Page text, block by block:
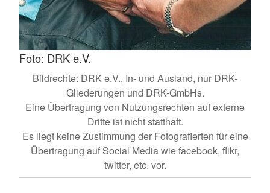
Foto: DRK e.V.
Bildrechte: DRK e.V., In- und Ausland, nur DRK-
Gliederungen und DRK-GmbHs.
Eine Übertragung von Nutzungsrechten auf externe
Dritte ist nicht statthaft.
Es liegt keine Zustimmung der Fotografierten für eine
Übertragung auf Social Media wie facebook, flikr,
twitter, etc. vor.